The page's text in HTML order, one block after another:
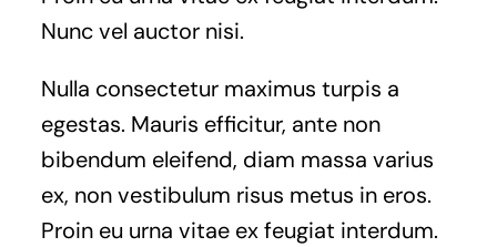
Nunc vel auctor nisi.
Nulla consectetur maximus turpis a
egestas. Mauris efficitur, ante non
bibendum eleifend, diam massa varius
ex, non vestibulum risus metus in eros.
Proin eu urna vitae ex feugiat interdum.